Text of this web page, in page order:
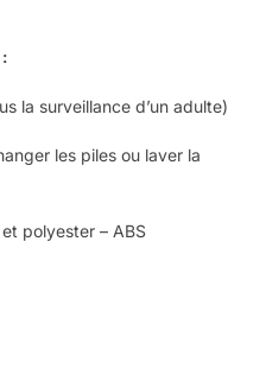
la surveillance d’un adulte)
les piles ou laver la
polyester – ABS